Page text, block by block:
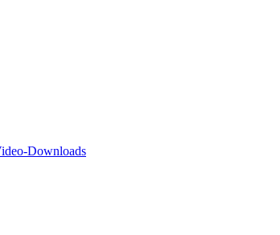
Downloads